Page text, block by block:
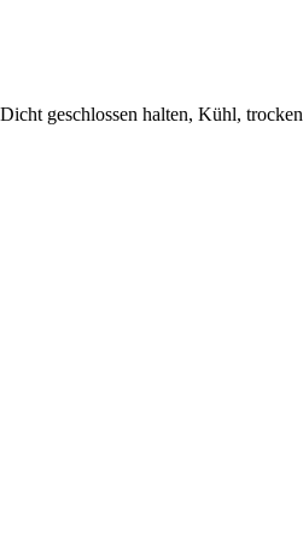
geschlossen halten, Kühl,